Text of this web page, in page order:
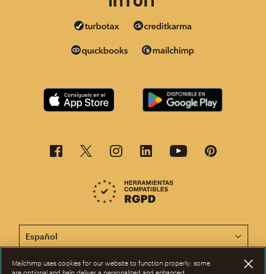
Esta página está disponible en otros idiomas. ¡Elige
Mailchimp uses cookies for our website to function properly; some